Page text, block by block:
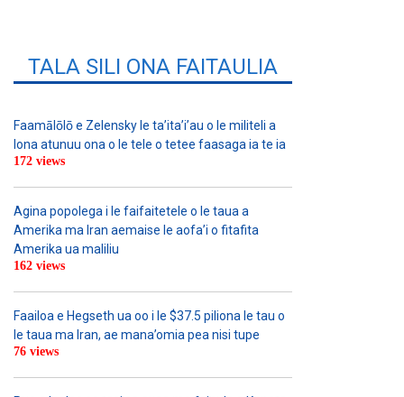
TALA SILI ONA FAITAULIA
Faamālōlō e Zelensky le ta’ita’i’au o le militeli a
lona atunuu ona o le tele o tetee faasaga ia te ia
172 views
Agina popolega i le faifaitetele o le taua a
Amerika ma Iran aemaise le aofa’i o fitafita
Amerika ua maliliu
162 views
Faailoa e Hegseth ua oo i le $37.5 piliona le tau o
le taua ma Iran, ae mana’omia pea nisi tupe
76 views